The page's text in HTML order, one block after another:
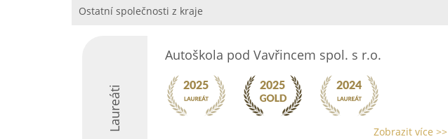
Ostatní společnosti z kraje
Laureáti
Autoškola pod Vavřincem spol. s r.o.
Zobrazit více >>